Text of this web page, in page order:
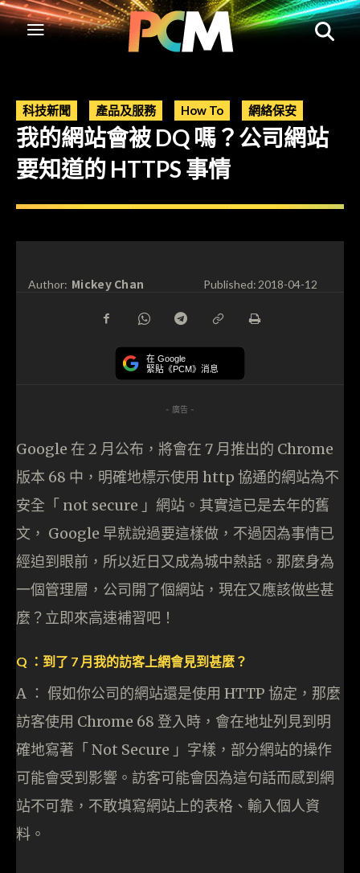
科技新聞 產品及服務 How To 網絡保安
我的網站會被 DQ 嗎？公司網站
要知道的 HTTPS 事情
Author: Mickey Chan Published:2018-04-12
在 Google
緊貼《PCM》消息
- 廣告 -
Google 在 2 月公布，將會在 7 月推出的 Chrome
版本 68 中，明確地標示使用 http 協通的網站為不
安全「 not secure 」網站。其實這已是去年的舊
文， Google 早就說過要這樣做，不過因為事情已
經迫到眼前，所以近日又成為城中熱話。那麼身為
一個管理層，公司開了個網站，現在又應該做些甚
麼？立即來高速補習吧！
Q ：到了 7 月我的訪客上網會見到甚麼？
A ： 假如你公司的網站還是使用 HTTP 協定，那麼
訪客使用 Chrome 68 登入時，會在地址列見到明
確地寫著「 Not Secure 」字樣，部分網站的操作
可能會受到影響。訪客可能會因為這句話而感到網
站不可靠，不敢填寫網站上的表格、輸入個人資
料。